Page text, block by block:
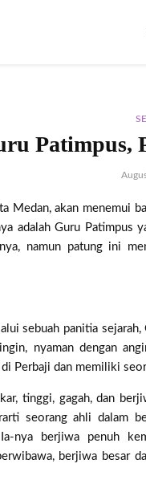
Patimpus,
Medan, akan menemui
adalah Guru Patimpus
namun patung ini
sebuah panitia
nyaman dengan
Perbaji dan memiliki
tinggi, gagah, dan
seorang ahli dalam
nya berjiwa penuh
berjiwa besar